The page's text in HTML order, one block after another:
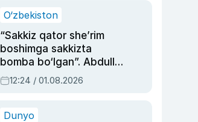
O‘zbekiston
“Sakkiz qator she’rim
boshimga sakkizta
bomba bo‘lgan”. Abdulla
Oripovni siyosiy
ayblovlardan asrab
12:24 / 01.08.2026
Dunyo